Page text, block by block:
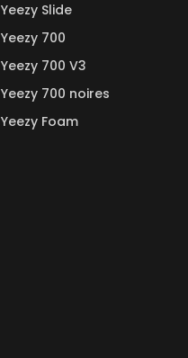
Yeezy Slide
Yeezy 700
Yeezy 700 V3
Yeezy 700 noires
Yeezy Foam